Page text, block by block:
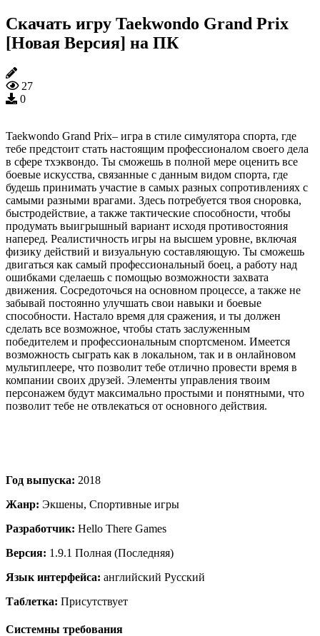
Скачать игру Taekwondo Grand Prix
[Новая Версия] на ПК
27
0
Taekwondo Grand Prix– игра в стиле симулятора спорта, где
тебе предстоит стать настоящим профессионалом своего дела
в сфере тхэквондо. Ты сможешь в полной мере оценить все
боевые искусства, связанные с данным видом спорта, где
будешь принимать участие в самых разных сопротивлениях с
самыми разными врагами. Здесь потребуется твоя сноровка,
быстродействие, а также тактические способности, чтобы
продумать выигрышный вариант исходя противостояния
наперед. Реалистичность игры на высшем уровне, включая
физику действий и визуальную составляющую. Ты сможешь
двигаться как самый профессиональный боец, а работу над
ошибками сделаешь с помощью возможности захвата
движения. Сосредоточься на основном процессе, а также не
забывай постоянно улучшать свои навыки и боевые
способности. Настало время для сражения, и ты должен
сделать все возможное, чтобы стать заслуженным
победителем и профессиональным спортсменом. Имеется
возможность сыграть как в локальном, так и в онлайновом
мультиплеере, что позволит тебе отлично провести время в
компании своих друзей. Элементы управления твоим
персонажем будут максимально простыми и понятными, что
позволит тебе не отвлекаться от основного действия.
Год выпуска: 2018
Жанр: Экшены, Спортивные игры
Разработчик: Hello There Games
Версия: 1.9.1 Полная (Последняя)
Язык интерфейса: английский Русский
Таблетка: Присутствует
Системны требования